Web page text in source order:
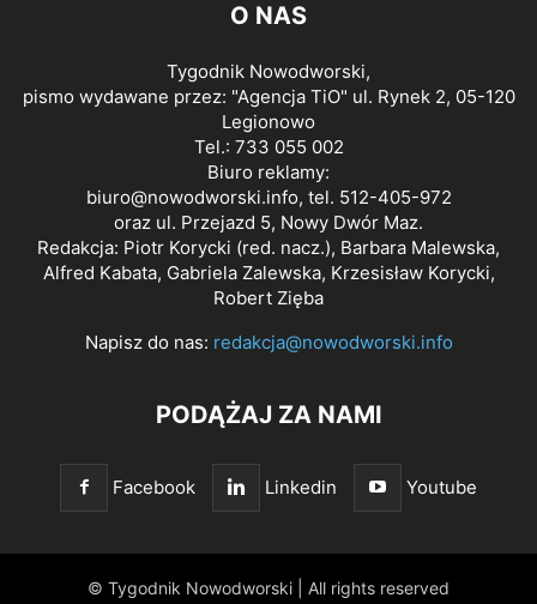
O NAS
Tygodnik Nowodworski,
pismo wydawane przez: "Agencja TiO" ul. Rynek 2, 05-120
Legionowo
Tel.: 733 055 002
Biuro reklamy:
biuro@nowodworski.info, tel. 512-405-972
oraz ul. Przejazd 5, Nowy Dwór Maz.
Redakcja: Piotr Korycki (red. nacz.), Barbara Malewska,
Alfred Kabata, Gabriela Zalewska, Krzesisław Korycki,
Robert Zięba
Napisz do nas: redakcja@nowodworski.info
PODĄŻAJ ZA NAMI
Facebook Linkedin Youtube
© Tygodnik Nowodworski | All rights reserved